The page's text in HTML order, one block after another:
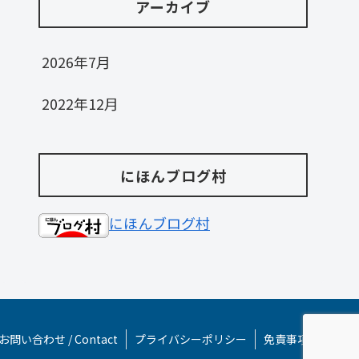
アーカイブ
2026年7月
2022年12月
にほんブログ村
にほんブログ村
お問い合わせ / Contact プライバシーポリシー
免責事項